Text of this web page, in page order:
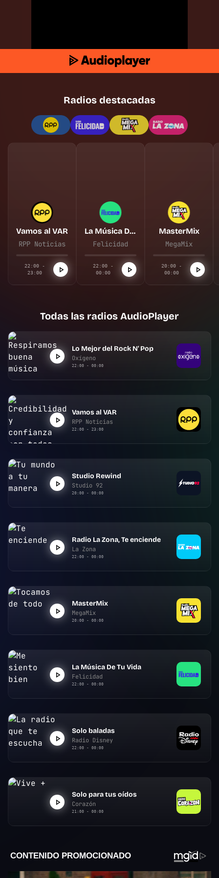
Radios destacadas
Vamos al VAR
RPP Noticias
22:00 -
23:00
La Música De Tu Vida
Felicidad
22:00 -
00:00
MasterMix
MegaMix
20:00 -
00:00
Todas las radios AudioPlayer
Lo Mejor del Rock N' Pop
Oxígeno
22:00 - 00:00
Vamos al VAR
RPP Noticias
22:00 - 23:00
Studio Rewind
Studio 92
20:00 - 00:00
Radio La Zona, Te enciende
La Zona
22:00 - 00:00
MasterMix
MegaMix
20:00 - 00:00
La Música De Tu Vida
Felicidad
22:00 - 00:00
Solo baladas
Radio Disney
22:00 - 00:00
Solo para tus oídos
Corazón
21:00 - 00:00